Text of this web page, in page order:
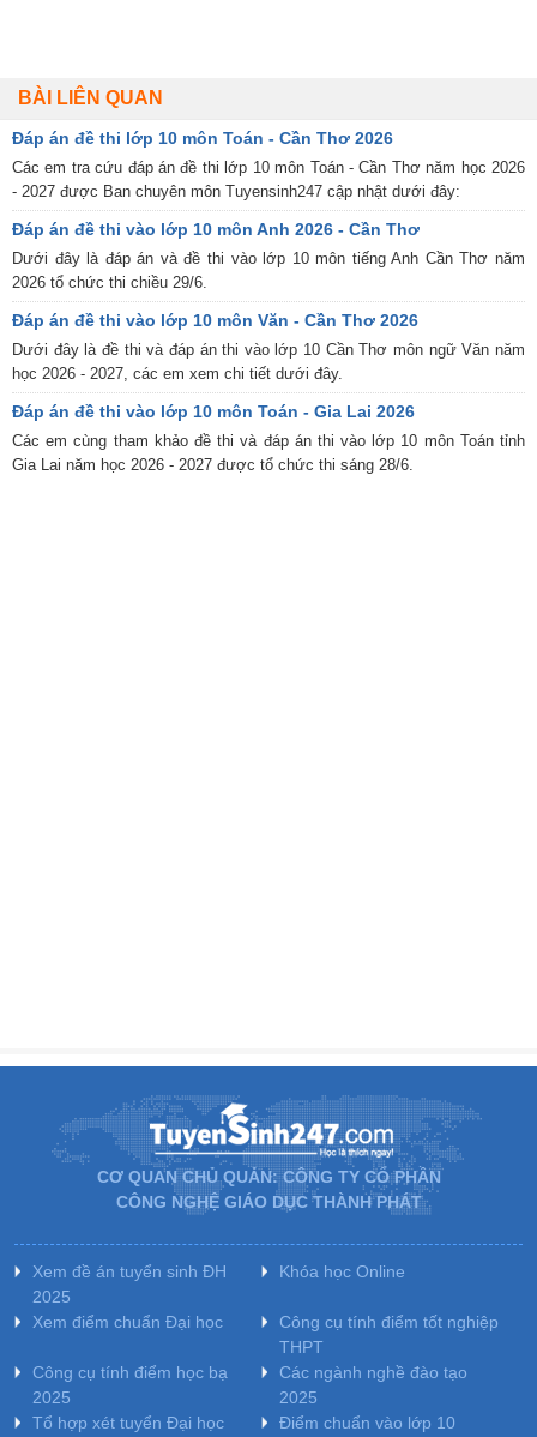
BÀI LIÊN QUAN
Đáp án đề thi lớp 10 môn Toán - Cần Thơ 2026
Các em tra cứu đáp án đề thi lớp 10 môn Toán - Cần Thơ năm học 2026
- 2027 được Ban chuyên môn Tuyensinh247 cập nhật dưới đây:
Đáp án đề thi vào lớp 10 môn Anh 2026 - Cần Thơ
Dưới đây là đáp án và đề thi vào lớp 10 môn tiếng Anh Cần Thơ năm
2026 tổ chức thi chiều 29/6.
Đáp án đề thi vào lớp 10 môn Văn - Cần Thơ 2026
Dưới đây là đề thi và đáp án thi vào lớp 10 Cần Thơ môn ngữ Văn năm
học 2026 - 2027, các em xem chi tiết dưới đây.
Đáp án đề thi vào lớp 10 môn Toán - Gia Lai 2026
Các em cùng tham khảo đề thi và đáp án thi vào lớp 10 môn Toán tỉnh
Gia Lai năm học 2026 - 2027 được tổ chức thi sáng 28/6.
CƠ QUAN CHỦ QUẢN: CÔNG TY CỔ PHẦN
CÔNG NGHỆ GIÁO DỤC THÀNH PHÁT
Xem đề án tuyển sinh ĐH
2025
Khóa học Online
Xem điểm chuẩn Đại học
Công cụ tính điểm tốt nghiệp
THPT
Công cụ tính điểm học bạ
2025
Các ngành nghề đào tạo
2025
Tổ hợp xét tuyển Đại học
Điểm chuẩn vào lớp 10